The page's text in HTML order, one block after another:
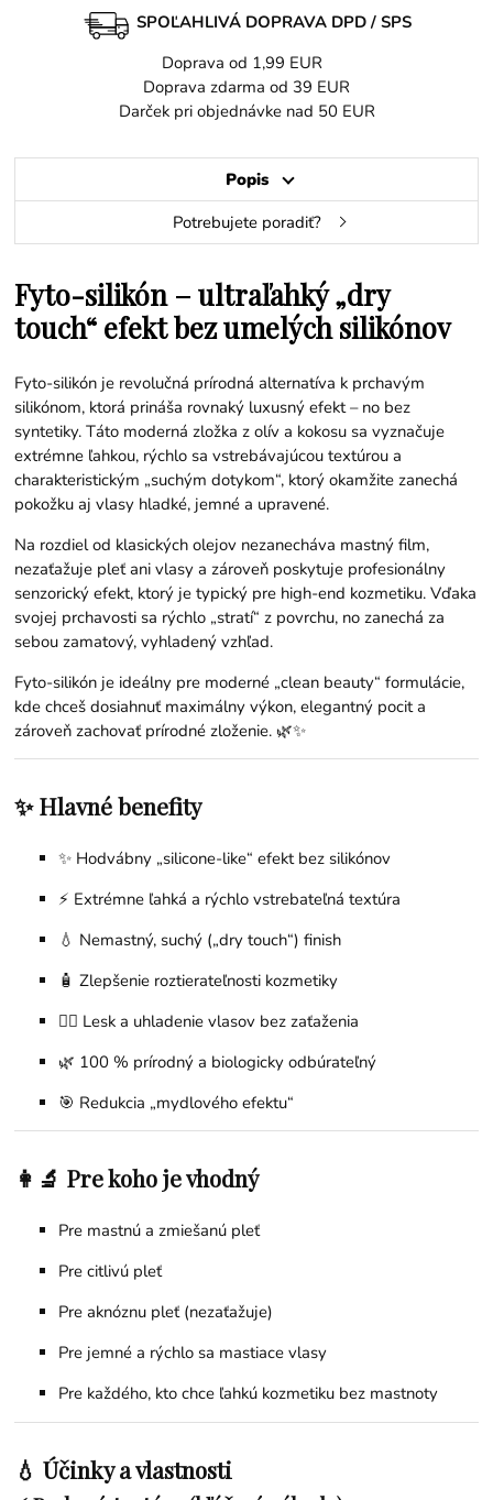
SPOĽAHLIVÁ DOPRAVA DPD / SPS
Doprava od 1,99 EUR
Doprava zdarma od 39 EUR
Darček pri objednávke nad 50 EUR
Popis
Potrebujete poradiť?
Fyto-silikón – ultraľahký „dry
touch“ efekt bez umelých silikónov
Fyto-silikón je revolučná prírodná alternatíva k prchavým
silikónom, ktorá prináša rovnaký luxusný efekt – no bez
syntetiky. Táto moderná zložka z olív a kokosu sa vyznačuje
extrémne ľahkou, rýchlo sa vstrebávajúcou textúrou a
charakteristickým „suchým dotykom“, ktorý okamžite zanechá
pokožku aj vlasy hladké, jemné a upravené.
Na rozdiel od klasických olejov nezanecháva mastný film,
nezaťažuje pleť ani vlasy a zároveň poskytuje profesionálny
senzorický efekt, ktorý je typický pre high-end kozmetiku. Vďaka
svojej prchavosti sa rýchlo „stratí“ z povrchu, no zanechá za
sebou zamatový, vyhladený vzhľad.
Fyto-silikón je ideálny pre moderné „clean beauty“ formulácie,
kde chceš dosiahnuť maximálny výkon, elegantný pocit a
zároveň zachovať prírodné zloženie. 🌿✨
✨ Hlavné benefity
✨ Hodvábny „silicone-like“ efekt bez silikónov
⚡ Extrémne ľahká a rýchlo vstrebateľná textúra
💧 Nemastný, suchý („dry touch“) finish
🧴 Zlepšenie roztierateľnosti kozmetiky
💇‍♀️ Lesk a uhladenie vlasov bez zaťaženia
🌿 100 % prírodný a biologicky odbúrateľný
🎯 Redukcia „mydlového efektu“
👩‍🔬 Pre koho je vhodný
Pre mastnú a zmiešanú pleť
Pre citlivú pleť
Pre aknóznu pleť (nezaťažuje)
Pre jemné a rýchlo sa mastiace vlasy
Pre každého, kto chce ľahkú kozmetiku bez mastnoty
💧 Účinky a vlastnosti